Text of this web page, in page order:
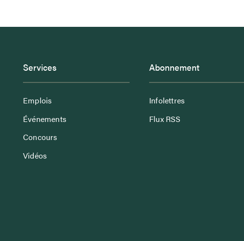
Services
Emplois
Événements
Concours
Vidéos
Abonnement
Infolettres
Flux RSS